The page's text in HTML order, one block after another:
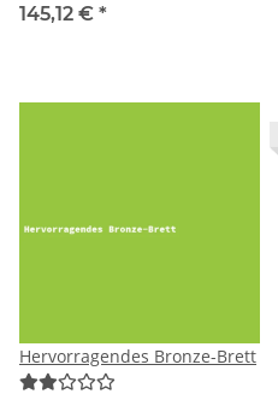
145,12 € *
Hervorragendes Bronze-Brett